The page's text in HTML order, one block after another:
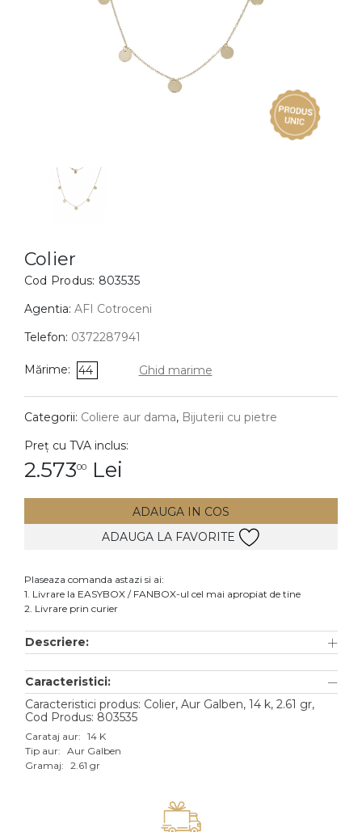
BIJUTERII COPII
Cercei
Bratari
Coliere
Lanturi
Pandantive
DIAMANTE Vezi toate
Cercei
Accesorii
Aur alb
Aur roz
Aur mixt
Colier
Cod Produs: 803535
Agentia: AFI Cotroceni
Telefon: 0372287941
Mărime: 44 Ghid marime
Categorii: Coliere aur dama, Bijuterii cu pietre
Preț cu TVA inclus:
2.57300 Lei
ADAUGA IN COS
ADAUGA LA FAVORITE
Plaseaza comanda astazi si ai:
1. Livrare la EASYBOX / FANBOX-ul cel mai apropiat de tine
2. Livrare prin curier
Descriere:
Caracteristici:
Caracteristici produs: Colier, Aur Galben, 14 k, 2.61 gr,
Cod Produs: 803535
Carataj aur: 14 K
Tip aur: Aur Galben
Gramaj: 2.61 gr